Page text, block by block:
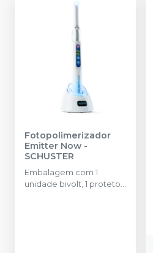
Fotopolimerizador
Emitter Now -
SCHUSTER
Embalagem com 1
unidade bivolt, 1 protetor